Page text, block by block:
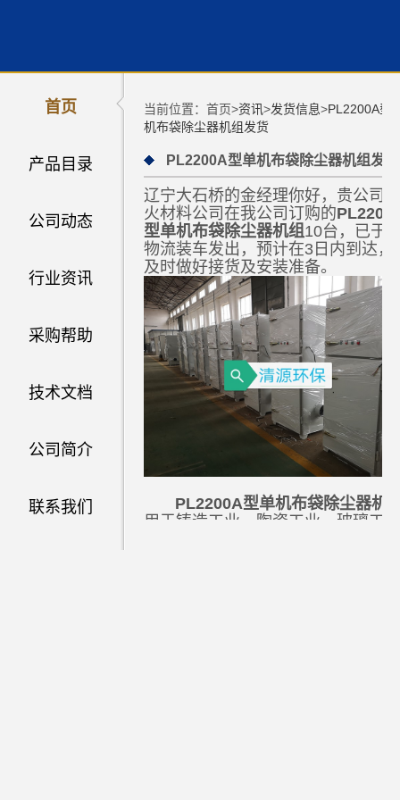
首页
产品目录
公司动态
行业资讯
采购帮助
技术文档
公司简介
联系我们
当前位置：首页>资讯>发货信息>PL2200A型
机布袋除尘器机组发货
PL2200A型单机布袋除尘器机组发货
辽宁大石桥的金经理你好，贵公司耐
火材料公司在我公司订购的
型单机布袋除尘器机组10台，已于_
物流装车发出，预计在3日内到达，
及时做好接货及安装准备。
PL2200A型单机布袋除尘器机
用于铸造工业、陶瓷工业、玻璃工业